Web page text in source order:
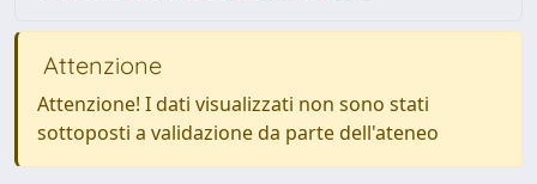
Attenzione
Attenzione! I dati visualizzati non sono stati
sottoposti a validazione da parte dell'ateneo